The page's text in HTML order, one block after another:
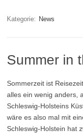
Kategorie: News
Summer in
Sommerzeit ist
alles ein wenig anders,
Schleswig-Holsteins
wäre es also mal mit
Schleswig-Holstein hat